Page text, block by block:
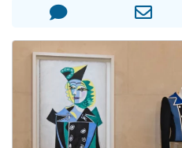
Ariel vient de
Nathaniel